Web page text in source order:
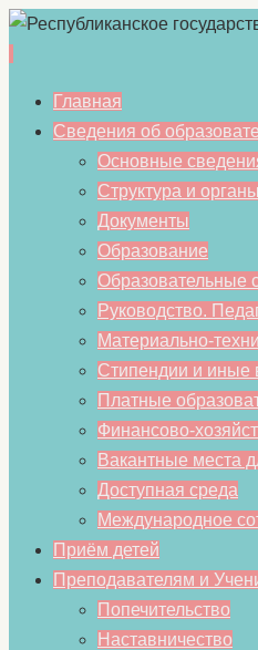
Перейти
содержимому
Главная
Сведения об
Основные
Структура и
Документы
Образование
Образовательные
Руководство.
Материально-
Стипендии и иные
Платные
Финансово-
Вакантные места
Доступная среда
Международное
Приём детей
Преподавателям и
Попечительство
Наставничество